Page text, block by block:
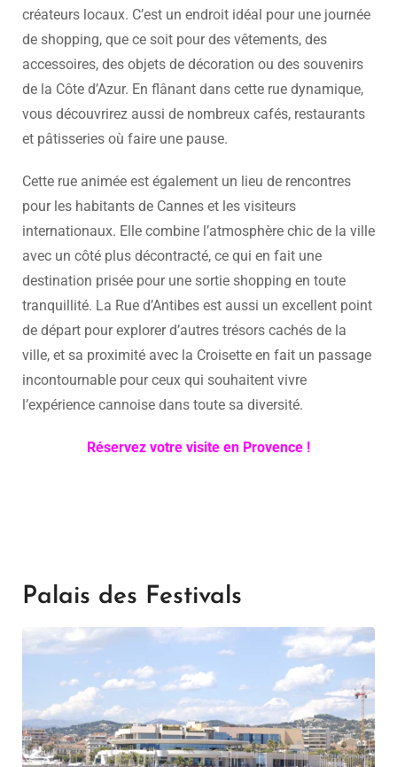
créateurs locaux. C’est un endroit idéal pour une journée
de shopping, que ce soit pour des vêtements, des
accessoires, des objets de décoration ou des souvenirs
de la Côte d’Azur. En flânant dans cette rue dynamique,
vous découvrirez aussi de nombreux cafés, restaurants
et pâtisseries où faire une pause.
Cette rue animée est également un lieu de rencontres
pour les habitants de Cannes et les visiteurs
internationaux. Elle combine l’atmosphère chic de la ville
avec un côté plus décontracté, ce qui en fait une
destination prisée pour une sortie shopping en toute
tranquillité. La Rue d’Antibes est aussi un excellent point
de départ pour explorer d’autres trésors cachés de la
ville, et sa proximité avec la Croisette en fait un passage
incontournable pour ceux qui souhaitent vivre
l’expérience cannoise dans toute sa diversité.
Réservez votre visite en Provence !
Palais des Festivals